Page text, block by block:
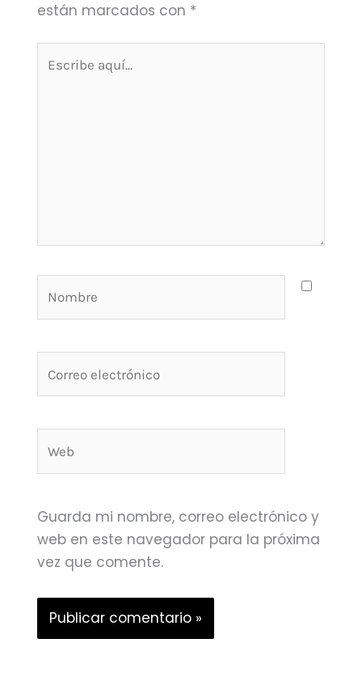
están marcados con *
aquí...
electrónico
Guarda mi nombre, correo electrónico y
web en este navegador para la próxima
vez que comente.